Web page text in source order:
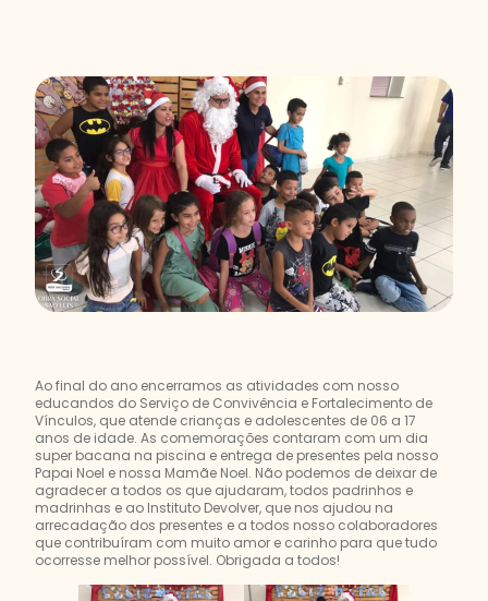
Ao final do ano encerramos as atividades com nosso
educandos do Serviço de Convivência e Fortalecimento de
Vínculos, que atende crianças e adolescentes de 06 a 17
anos de idade. As comemorações contaram com um dia
super bacana na piscina e entrega de presentes pela nosso
Papai Noel e nossa Mamãe Noel. Não podemos de deixar de
agradecer a todos os que ajudaram, todos padrinhos e
madrinhas e ao Instituto Devolver, que nos ajudou na
arrecadação dos presentes e a todos nosso colaboradores
que contribuíram com muito amor e carinho para que tudo
ocorresse melhor possível. Obrigada a todos!